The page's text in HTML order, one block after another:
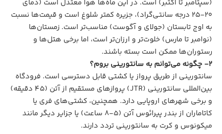
(سپتامبر تا اکتبر) است. در این ماه‌ها هوا معتدل است (دمای
۲۰-۲۵ درجه سانتی‌گراد)، جزیره کمتر شلوغ است و قیمت‌ها نسبت
به اوج تابستان (جولای و آگوست) مناسب‌تر است. زمستان‌ها
(نوامبر تا مارس) خلوت‌تر و ارزان‌تر است، اما برخی هتل‌ها و
رستوران‌ها ممکن است بسته باشند.
2- چگونه می‌توانم به سانتورینی بروم؟
سانتورینی از طریق پرواز یا کشتی قابل دسترسی است. فرودگاه
بین‌المللی سانتورینی (JTR) پروازهای مستقیم از آتن (۴۵ دقیقه)
و برخی شهرهای اروپایی دارد. همچنین، کشتی‌های فری یا
کاتاماران از بندر پیرائوس آتن (۵-۸ ساعت) یا جزایر دیگر مانند
میکونوس و کرت به سانتورینی تردد دارند.